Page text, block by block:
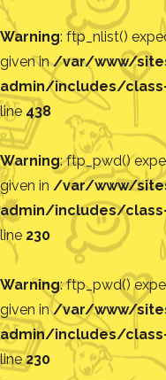
Warning: ftp_nlist()
given in/var/www/
admin/includes/
line 438
Warning: ftp_pwd()
given in /var/www/
admin/includes/
line 230
Warning: ftp_pwd()
given in/var/www/
admin/includes/
line230